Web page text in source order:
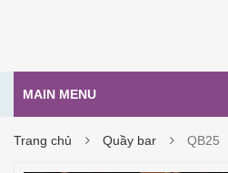
MAIN MENU
Trang chủ Quầy bar QB25